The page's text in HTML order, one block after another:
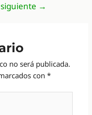
siguiente →
no será publicada.
con*